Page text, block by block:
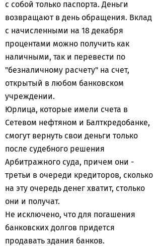
с собой только паспорта. Деньги
возвращают в день обращения. Вклад
с начисленными на 18 декабря
процентами можно получить как
наличными, так и перевести по
"безналичному расчету" на счет,
открытый в любом банковском
учреждении.
Юрлица, которые имели счета в
Сетевом нефтяном и Балткредобанке,
смогут вернуть свои деньги только
после судебного решения
Арбитражного суда, причем они -
третьи в очереди кредиторов, сколько
на эту очередь денег хватит, столько
они и получат.
Не исключено, что для погашения
банковских долгов придется
продавать здания банков.